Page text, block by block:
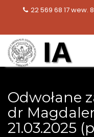
22 569 68 17 wew.
Odwołane
dr
21.03.2025